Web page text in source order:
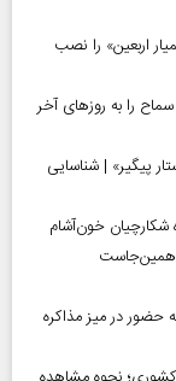
اربعین» را نصب
در سامانه سماح را به روز‌های آخر
پیگیر» | شناسایی
همین‌جاست
در میز مذاکره